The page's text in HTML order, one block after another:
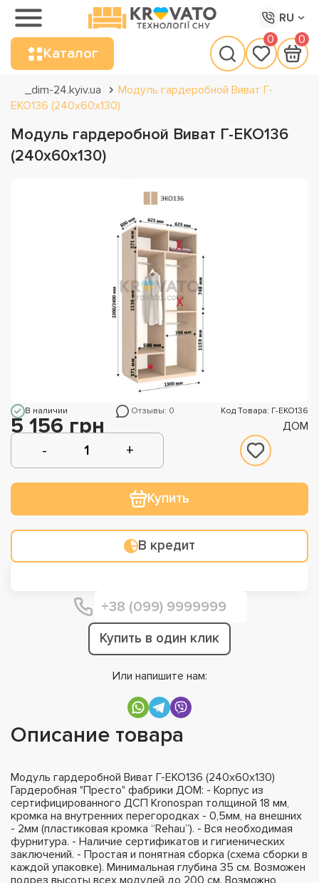
RU
Каталог
0 0
_dim-24.kyiv.ua
Модуль гардеробной Виват Г-
ЕКО136 (240х60х130)
Модуль гардеробной Виват Г-ЕКО136
(240х60х130)
В наличии Отзывы: 0 Код Товара: Г-ЕКО136
5 156 грн ДОМ
Купить
В кредит
Купить в один клик
Или напишите нам:
Описание товара
Модуль гардеробной Виват Г-ЕКО136 (240х60х130)
Гардеробная "Престо" фабрики ДОМ: - Корпус из
сертифицированного ДСП Kronospan толщиной 18 мм,
кромка на внутренних перегородках - 0,5мм, на внешних
- 2мм (пластиковая кромка “Rehau”). - Вся необходимая
фурнитура. - Наличие сертификатов и гигиенических
заключений. - Простая и понятная сборка (схема сборки в
каждой упаковке). Минимальная глубина 35 см. Возможен
подрез высоты всех модулей до 200 см. Возможно